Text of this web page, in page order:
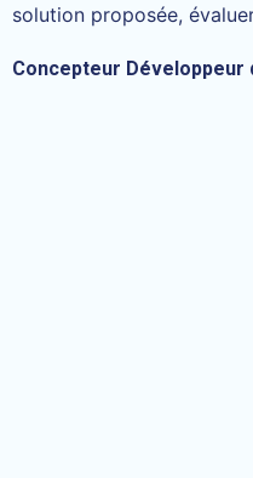
solution proposée,
Concepteur Développeur